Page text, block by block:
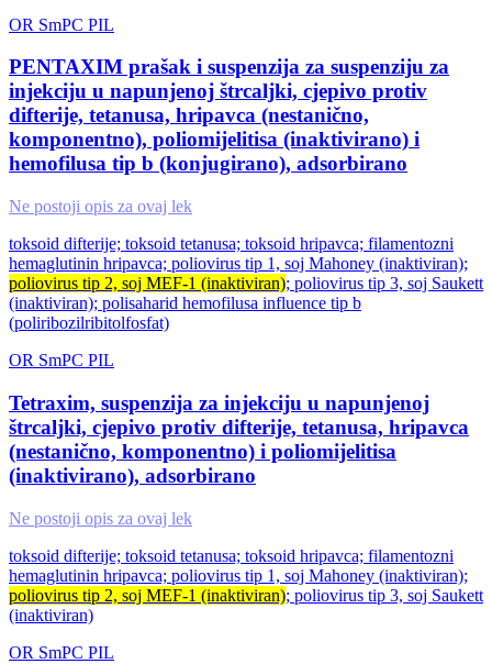
OR SmPC PIL
PENTAXIM prašak i suspenzija za suspenziju za
injekciju u napunjenoj štrcaljki, cjepivo protiv
difterije, tetanusa, hripavca (nestanično,
komponentno), poliomijelitisa (inaktivirano) i
hemofilusa tip b (konjugirano), adsorbirano
Ne postoji opis za ovaj lek
toksoid difterije; toksoid tetanusa; toksoid hripavca; filamentozni
hemaglutinin hripavca; poliovirus tip 1, soj Mahoney (inaktiviran);
poliovirus tip 2, soj MEF-1 (inaktiviran); poliovirus tip 3, soj Saukett
(inaktiviran); polisaharid hemofilusa influence tip b
(poliribozilribitolfosfat)
OR SmPC PIL
Tetraxim, suspenzija za injekciju u napunjenoj
štrcaljki, cjepivo protiv difterije, tetanusa, hripavca
(nestanično, komponentno) i poliomijelitisa
(inaktivirano), adsorbirano
Ne postoji opis za ovaj lek
toksoid difterije; toksoid tetanusa; toksoid hripavca; filamentozni
hemaglutinin hripavca; poliovirus tip 1, soj Mahoney (inaktiviran);
poliovirus tip 2, soj MEF-1 (inaktiviran); poliovirus tip 3, soj Saukett
(inaktiviran)
OR SmPC PIL